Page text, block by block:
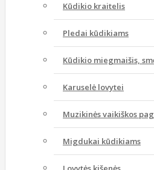
Kūdikio kraitelis
Pledai kūdikiams
Kūdikio miegmaišis,
Karuselė lovytei
Muzikinės vaikiškos
Migdukai kūdikiams